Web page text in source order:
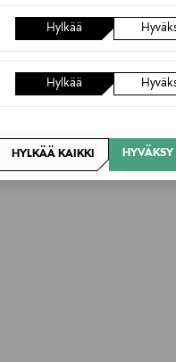
Hylkää
Hylkää
HYLKÄÄ KAIKKI